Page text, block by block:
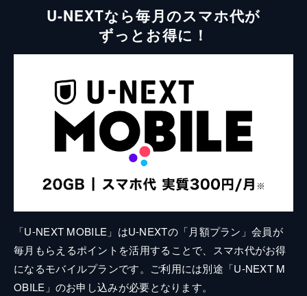
U-NEXTなら毎月のスマホ代が
ずっとお得に！
「U-NEXT MOBILE」はU-NEXTの「月額プラン」会員が
毎月もらえるポイントを活用することで、スマホ代がお得
になるモバイルプランです。ご利用には別途「U-NEXT M
OBILE」のお申し込みが必要となります。